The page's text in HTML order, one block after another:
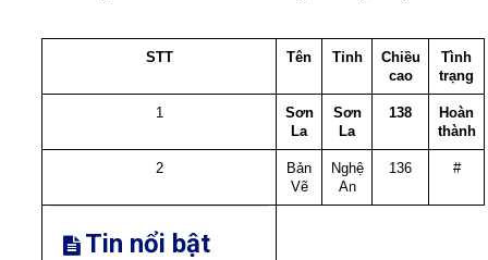
STT Tên Tỉnh
Chiều
cao
Tình
trạng
1
Sơn
La
Sơn
La
138
Hoàn
thành
2
Bản
Vẽ
Nghệ
An
136 #
Tin nổi bật